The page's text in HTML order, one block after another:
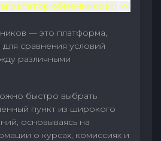
обменников?
— это платформа,
сравнения условий
различными
быстро выбрать
пункт из широкого
основываясь на
о курсах, комиссиях и